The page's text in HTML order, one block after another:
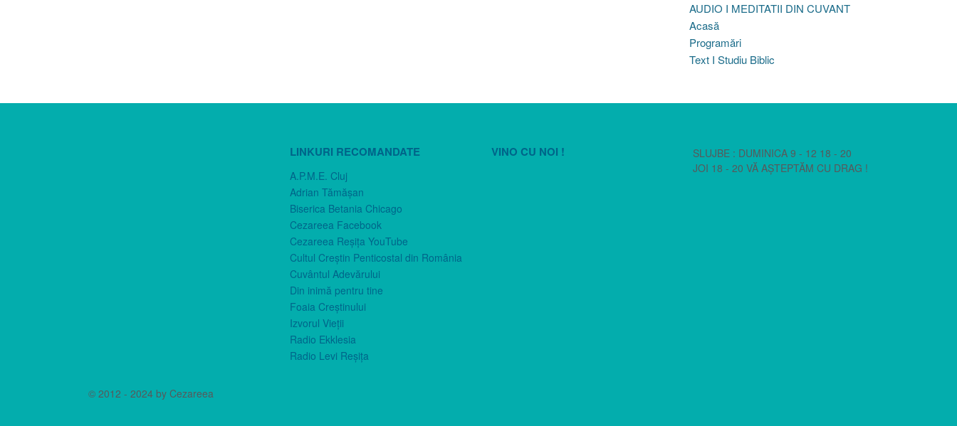
AUDIO I MEDITATII DIN CUVANT
Acasă
Programări
Text I Studiu Biblic
LINKURI RECOMANDATE
A.P.M.E. Cluj
Adrian Tămăşan
Biserica Betania Chicago
Cezareea Facebook
Cezareea Reşiţa YouTube
Cultul Creştin Penticostal din România
Cuvântul Adevărului
Din inimă pentru tine
Foaia Creştinului
Izvorul Vieţii
Radio Ekklesia
Radio Levi Reşiţa
VINO CU NOI !
SLUJBE : DUMINICA 9 - 12 18 - 20
JOI 18 - 20 VĂ AȘTEPTĂM CU DRAG !
© 2012 - 2024 by Cezareea